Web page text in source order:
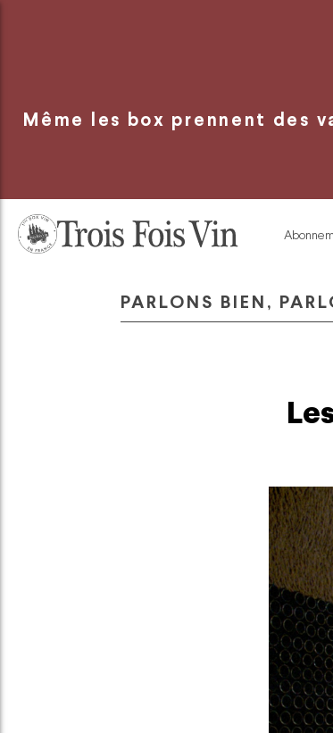
Même les box prennent des
PARLONS BIEN,